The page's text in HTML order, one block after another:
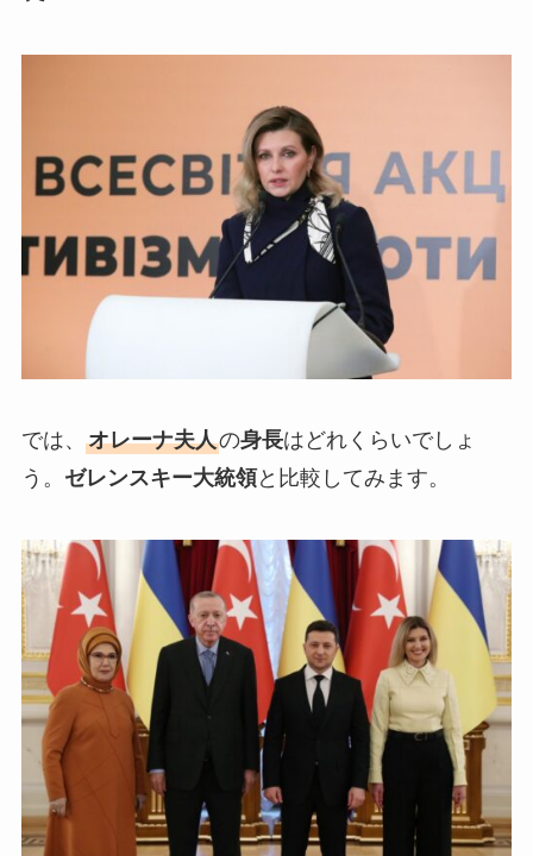
では、 オレーナ夫人の身長はどれくらいでしょ
う。 ゼレンスキー大統領と比較してみます。